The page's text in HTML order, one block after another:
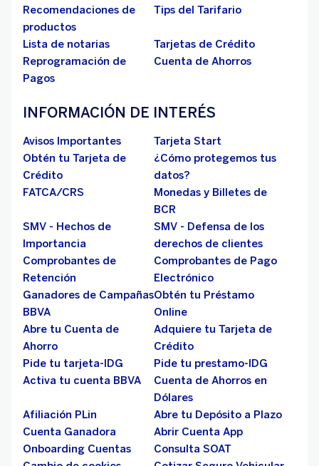
Recomendaciones de
productos
Tips del Tarifario
Lista de notarias
Tarjetas de Crédito
Reprogramación de
Pagos
Cuenta de Ahorros
INFORMACIÓN DE INTERÉS
Avisos Importantes
Tarjeta Start
Obtén tu Tarjeta de
Crédito
¿Cómo protegemos tus
datos?
FATCA/CRS
Monedas y Billetes de
BCR
SMV - Hechos de
Importancia
SMV - Defensa de los
derechos de clientes
Comprobantes de
Retención
Comprobantes de Pago
Electrónico
Ganadores de Campañas
BBVA
Obtén tu Préstamo
Online
Abre tu Cuenta de
Ahorro
Adquiere tu Tarjeta de
Crédito
Pide tu tarjeta-IDG
Pide tu prestamo-IDG
Activa tu cuenta BBVA
Cuenta de Ahorros en
Dólares
Afiliación PLin
Abre tu Depósito a Plazo
Cuenta Ganadora
Abrir Cuenta App
Onboarding Cuentas
Consulta SOAT